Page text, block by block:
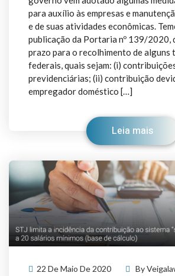
para auxílio às empresas e
e de suas atividades econômicas.
publicação da Portaria nº 139/2020,
prazo para o recolhimento de alguns
federais, quais sejam: (i)
previdenciárias; (ii) contribuição
empregador doméstico […]
Leia mais
22 De Maio De 2020 By